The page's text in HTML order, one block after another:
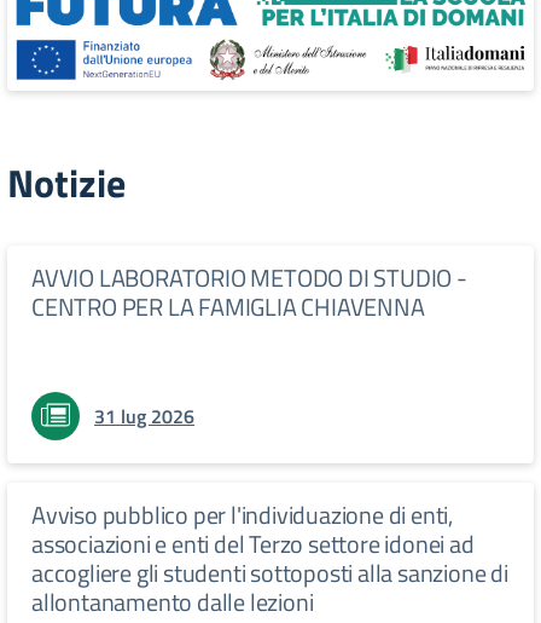
Notizie
AVVIO LABORATORIO METODO DI STUDIO -
CENTRO PER LA FAMIGLIA CHIAVENNA
31 lug 2026
Avviso pubblico per l'individuazione di enti,
associazioni e enti del Terzo settore idonei ad
accogliere gli studenti sottoposti alla sanzione di
allontanamento dalle lezioni